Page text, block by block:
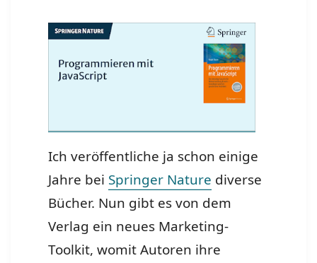
Ich veröffentliche ja schon einige
Jahre bei Springer Nature diverse
Bücher. Nun gibt es von dem
Verlag ein neues Marketing-
Toolkit, womit Autoren ihre